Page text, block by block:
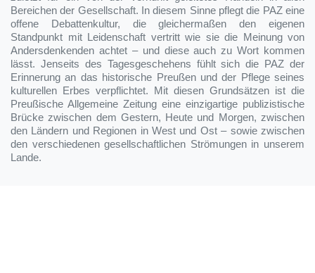
Bereichen der Gesellschaft. In diesem Sinne pflegt die PAZ eine
offene Debattenkultur, die gleichermaßen den eigenen
Standpunkt mit Leidenschaft vertritt wie sie die Meinung von
Andersdenkenden achtet – und diese auch zu Wort kommen
lässt. Jenseits des Tagesgeschehens fühlt sich die PAZ der
Erinnerung an das historische Preußen und der Pflege seines
kulturellen Erbes verpflichtet. Mit diesen Grundsätzen ist die
Preußische Allgemeine Zeitung eine einzigartige publizistische
Brücke zwischen dem Gestern, Heute und Morgen, zwischen
den Ländern und Regionen in West und Ost – sowie zwischen
den verschiedenen gesellschaftlichen Strömungen in unserem
Lande.